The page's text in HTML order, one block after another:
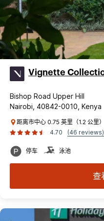
Vignette
Bishop Road Upper Hill
Nairobi, 40842-0010, Kenya
距离市中心 0.75 英里（1.2 公里
4.70
(46 reviews)
停车 泳池
查